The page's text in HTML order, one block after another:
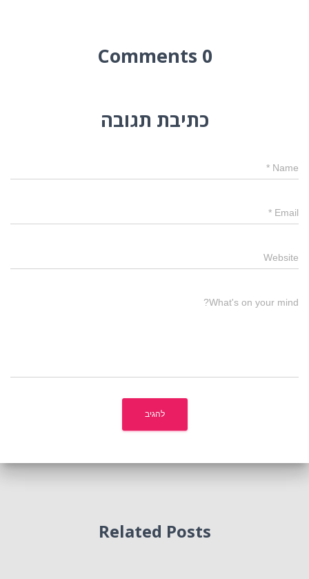
0 Comments
כתיבת תגובה
Name
*
Email
*
Website
What's on your mind?
Related Posts